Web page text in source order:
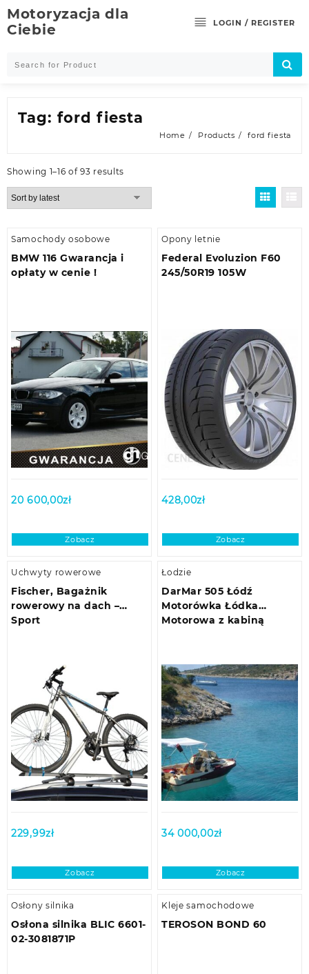
Skip
to
content
Motoryzacja dla
Ciebie
LOGIN / REGISTER
Tag: ford fiesta
Home Products ford fiesta
Showing 1–16 of 93 results
Samochody osobowe
BMW 116 Gwarancja i
opłaty w cenie !
20 600,00zł
Zobacz
Opony letnie
Federal Evoluzion F60
245/50R19 105W
428,00zł
Zobacz
Uchwyty rowerowe
Fischer, Bagażnik
rowerowy na dach –
Sport
229,99zł
Zobacz
Łodzie
DarMar 505 Łódź
Motorówka Łódka
Motorowa z kabiną
34 000,00zł
Zobacz
Osłony silnika
Osłona silnika BLIC 6601-
02-3081871P
Kleje samochodowe
TEROSON BOND 60